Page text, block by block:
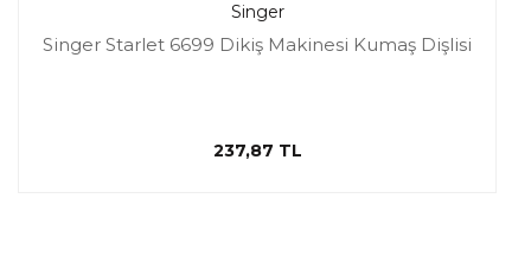
Singer
Singer Starlet 6699 Dikiş Makinesi Kumaş Dişlisi
237,87 TL